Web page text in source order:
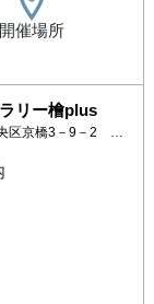
開催場所
リー檜plus
京橋3－9－2 プラザ京橋ビル3Ｆ